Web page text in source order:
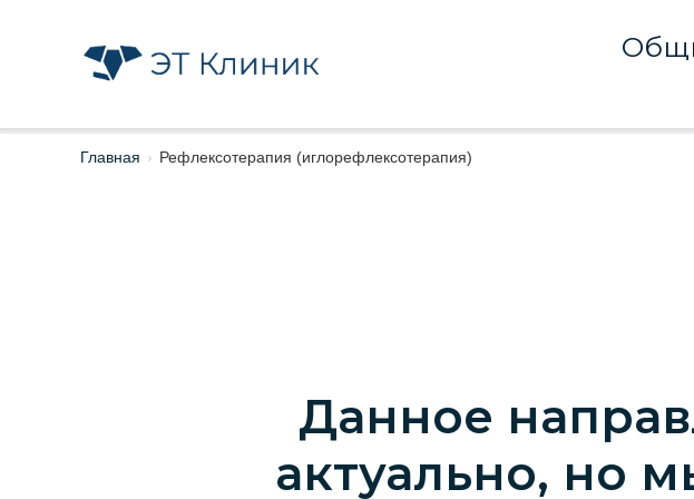
Главная › Рефлексотерапия (иглорефлексотерапия)
Данное
актуально, но